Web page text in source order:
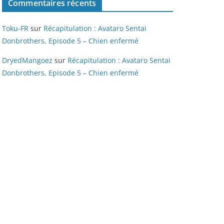
Commentaires récents
Toku-FR sur Récapitulation : Avataro Sentai
Donbrothers, Episode 5 – Chien enfermé
DryedMangoez sur Récapitulation : Avataro Sentai
Donbrothers, Episode 5 – Chien enfermé